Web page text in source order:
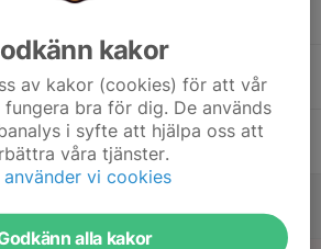
kakor
av kakor (cookies) för att vår
bra för dig. De används
i syfte att hjälpa oss att
våra tjänster.
använder vi cookies
alla kakor